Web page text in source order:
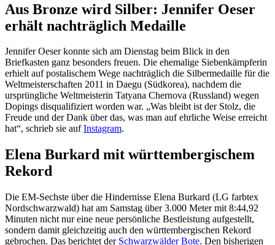
Aus Bronze wird Silber: Jennifer Oeser
erhält nachträglich Medaille
Jennifer Oeser konnte sich am Dienstag beim Blick in den
Briefkasten ganz besonders freuen. Die ehemalige Siebenkämpferin
erhielt auf postalischem Wege nachträglich die Silbermedaille für die
Weltmeisterschaften 2011 in Daegu (Südkorea), nachdem die
ursprüngliche Weltmeisterin Tatyana Chernova (Russland) wegen
Dopings disqualifiziert worden war. „Was bleibt ist der Stolz, die
Freude und der Dank über das, was man auf ehrliche Weise erreicht
hat“, schrieb sie aufInstagram.
Elena Burkard mit württembergischem
Rekord
Die EM-Sechste über die Hindernisse Elena Burkard (LG farbtex
Nordschwarzwald) hat am Samstag über 3.000 Meter mit 8:44,92
Minuten nicht nur eine neue persönliche Bestleistung aufgestellt,
sondern damit gleichzeitig auch den württembergischen Rekord
gebrochen. Das berichtet der Schwarzwälder Bote. Den bisherigen